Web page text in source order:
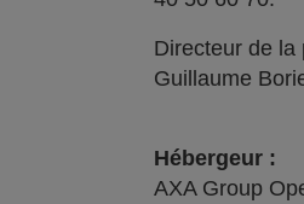
Directeur de la
Guillaume
Hébergeur :
AXA Group